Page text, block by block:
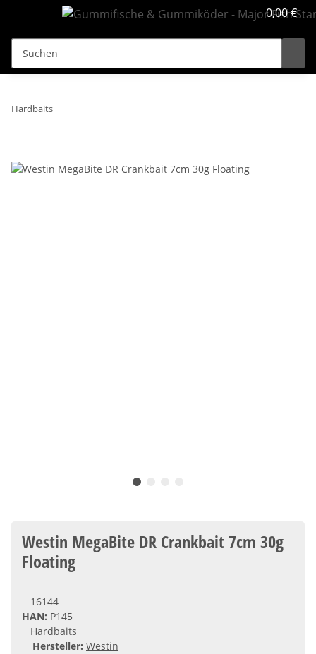
0,00 €
Hardbaits
Westin MegaBite DR Crankbait 7cm 30g
Floating
16144
HAN: P145
Hardbaits
Hersteller: Westin